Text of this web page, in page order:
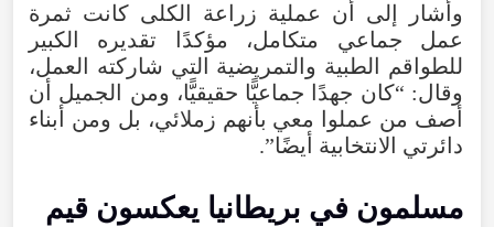
وأشار إلى أن عملية زراعة الكلى كانت ثمرة
عمل جماعي متكامل، مؤكدًا تقديره الكبير
للطواقم الطبية والتمريضية التي شاركته العمل،
وقال: “كان جهدًا جماعيًّا حقيقيًّا، ومن الجميل أن
أصف من عملوا معي بأنهم زملائي، بل ومن أبناء
دائرتي الانتخابية أيضًا”.
مسلمون في بريطانيا يعكسون قيم